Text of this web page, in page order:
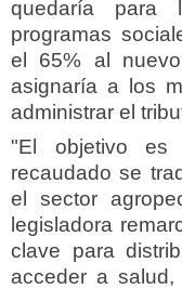
quedaría
programas
el 65% al
asignaría a los
administrar el
"El objetivo
recaudado se
el sector
legisladora
clave para
acceder a